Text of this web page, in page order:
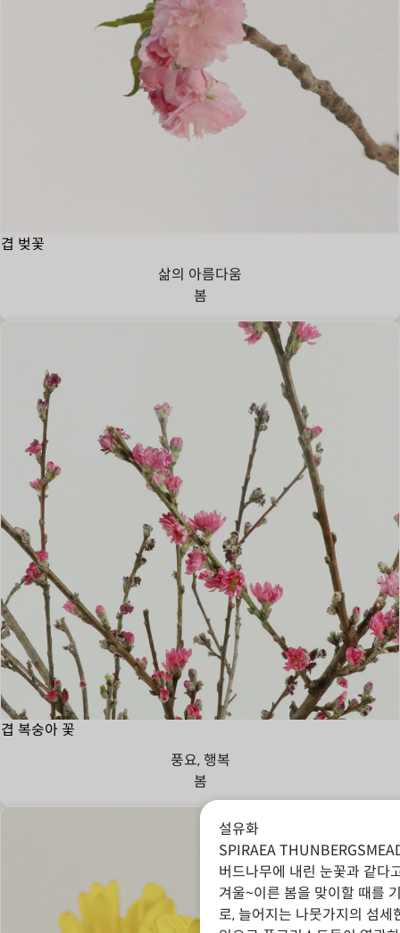
겹 벚꽃
삶의 아름다움
봄
겹 복숭아 꽃
풍요, 행복
봄
설유화
SPIRAEA
버드나무에 내린 눈꽃과 같다
겨울~이른 봄을 맞이할 때를
로, 늘어지는 나뭇가지의 섬